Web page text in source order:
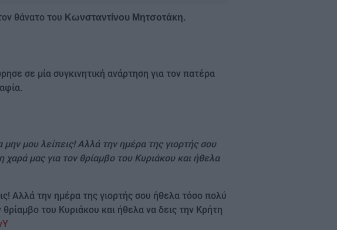
θάνατο του Κωνσταντίνου Μητσοτάκη.
σε μία συγκινητική ανάρτηση για τον πατέρα
μου λείπεις! Αλλά την ημέρα της γιορτής σου
μας για τον θρίαμβο του Κυριάκου και ήθελα
Αλλά την ημέρα της γιορτής σου ήθελα τόσο πολύ
του Κυριάκου και ήθελα να δεις την Κρήτη